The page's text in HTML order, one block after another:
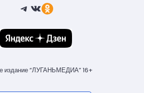
Telegram
ВКонтакте
Ссылка
издание “ЛУГАНЬМЕДИА” 16+